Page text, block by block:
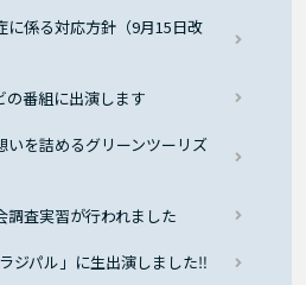
係る対応方針（9月15日改
の番組に出演します
を詰めるグリーンツーリズ
調査実習が行われました
ジパル」に生出演しました‼